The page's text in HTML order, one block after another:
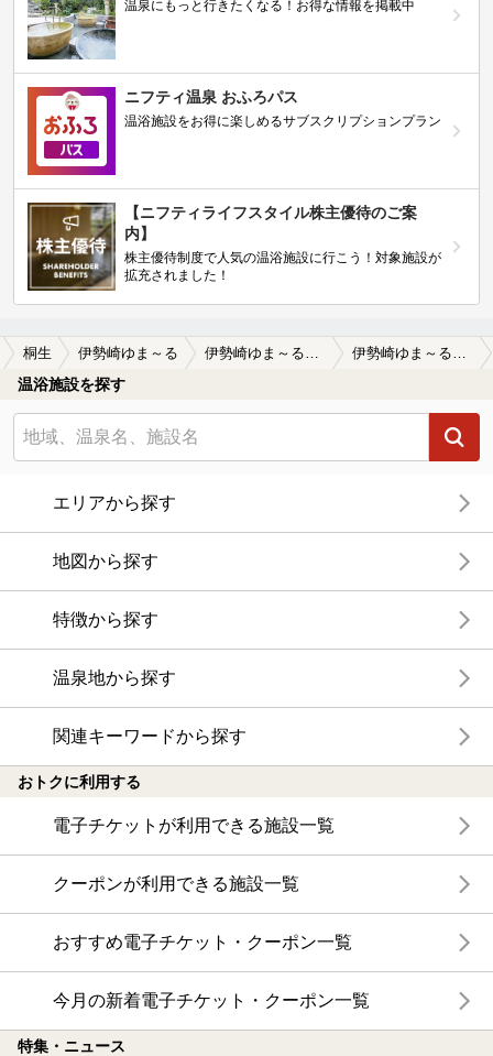
温泉にもっと行きたくなる！お得な情報を掲載中
ニフティ温泉 おふろパス
温浴施設をお得に楽しめるサブスクリプションプラン
【ニフティライフスタイル株主優待のご案
内】
株主優待制度で人気の温浴施設に行こう！対象施設が
拡充されました！
桐生 伊勢崎ゆま～る
温浴施設を探す
エリアから探す
地図から探す
特徴から探す
温泉地から探す
関連キーワードから探す
おトクに利用する
電子チケットが利用できる施設一覧
クーポンが利用できる施設一覧
おすすめ電子チケット・クーポン一覧
今月の新着電子チケット・クーポン一覧
特集・ニュース